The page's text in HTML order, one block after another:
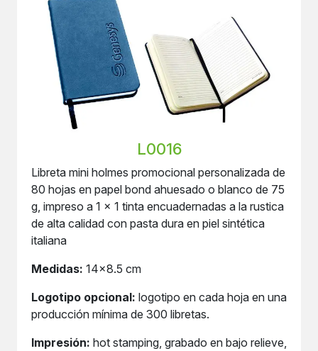
L0016
Libreta mini holmes promocional personalizada de
80 hojas en papel bond ahuesado o blanco de 75
g, impreso a 1 x 1 tinta encuadernadas a la rustica
de alta calidad con pasta dura en piel sintética
italiana
Medidas: 14x8.5 cm
Logotipo opcional: logotipo en cada hoja en una
producción mínima de 300 libretas.
Impresión: hot stamping, grabado en bajo relieve,